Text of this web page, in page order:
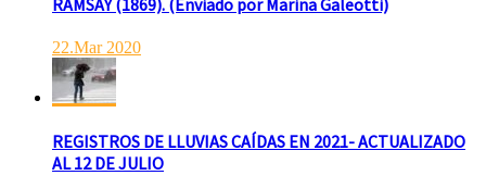
22.Mar 2020
REGISTROS DE LLUVIAS CAÍDAS EN 2021- ACTUALIZADO
AL 12 DE JULIO